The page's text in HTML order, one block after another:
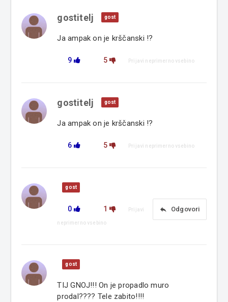
gostitelj gost
Ja ampak on je krščanski !?
9 5 Prijavi neprimerno vsebino
gostitelj gost
Ja ampak on je krščanski !?
6 5 Prijavi neprimerno vsebino
gost
0 1 reply Odgovori
Prijavi
neprimerno vsebino
gost
TIJ GNOJ!!! On je propadlo muro
prodal???? Tele zabito!!!!